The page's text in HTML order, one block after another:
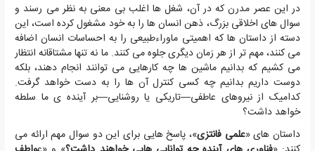
در این عصر مدرن که در آن، شغل ها اغلب بی معنی به نظر می رسند و
سوال های اخلاقی بزرگ، ذهن انسان ها را به خود مشغول کرده است، این
دسته از داستان ها که اهمیتی ماوراءطبیعی را به احساسات انسان اضافه
می کنند، مهم تر از هر زمان دیگری جلوه می کنند. ما نه تنها مشتاقانه انتظار
می کشیم که بدانیم ماشین ها چه کارهایی می توانند انجام دهند، بلکه
دوست داریم بدانیم چه کسی کنترل آن ها را به دست خواهد گرفت.
کدامیک از نیروهای عاطفی—تاریکی یا روشنایی—بر آینده ی ما سلطه
خواهد داشت؟
داستان های «علمی فانتزی»، پاسخ هایی برای این دو سوال مهم ارائه می